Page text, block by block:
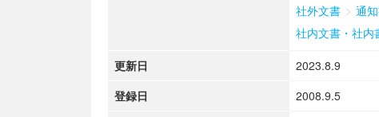
社外文書 > 通
社内文書・社内
更新日
2023.8.9
登録日
2008.9.5